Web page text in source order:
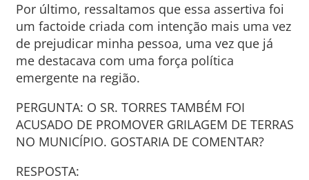
Por último, ressaltamos que essa assertiva foi
um factoide criada com intenção mais uma vez
de prejudicar minha pessoa, uma vez que já
me destacava com uma força política
emergente na região.
PERGUNTA: O SR. TORRES TAMBÉM FOI
ACUSADO DE PROMOVER GRILAGEM DE TERRAS
NO MUNICÍPIO. GOSTARIA DE COMENTAR?
RESPOSTA: